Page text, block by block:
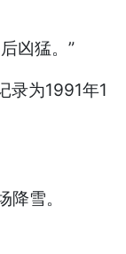
凶猛。”
录为1991年1
降雪。